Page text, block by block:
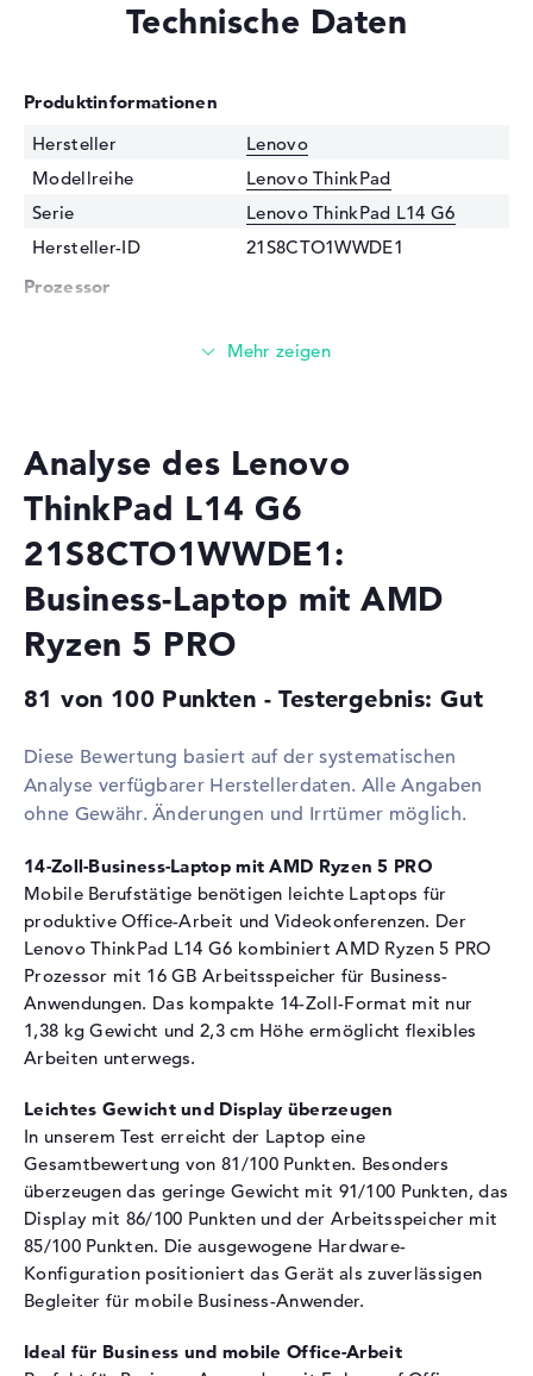
Technische Daten
Produktinformationen
Hersteller
Lenovo
Modellreihe
Lenovo ThinkPad
Serie
Lenovo ThinkPad L14 G6
Hersteller-ID
21S8CTO1WWDE1
Prozessor
GHz
Cache
Grafikkarte
RAM
1. Steckplatz
16 GB
2. Steckplatz
Technologie
DDR5 - 5600 MHZ
Festplatte
Festplatte
256 GB SSD
Optische Speicher
Laufwerks-Typ
ohne Laufwerk
Display
14" TFT
Max. Auflösung
1920 x 1200
Auflösungstyp
Besonderheiten
Display, matt, LED-
Hintergrundbeleuchtung, IPS
Audio
Soundkarte
Realtek ALC3287
Webcam
Sensorauflösung
5 MP
Analyse des Lenovo
ThinkPad L14 G6
21S8CTO1WWDE1:
Business-Laptop mit AMD
Ryzen 5 PRO
81 von 100 Punkten - Testergebnis: Gut
Diese Bewertung basiert auf der systematischen
Analyse verfügbarer Herstellerdaten. Alle Angaben
ohne Gewähr. Änderungen und Irrtümer möglich.
14-Zoll-Business-Laptop mit AMD Ryzen 5 PRO
Mobile Berufstätige benötigen leichte Laptops für
produktive Office-Arbeit und Videokonferenzen. Der
Lenovo ThinkPad L14 G6 kombiniert AMD Ryzen 5 PRO
Prozessor mit 16 GB Arbeitsspeicher für Business-
Anwendungen. Das kompakte 14-Zoll-Format mit nur
1,38 kg Gewicht und 2,3 cm Höhe ermöglicht flexibles
Arbeiten unterwegs.
Leichtes Gewicht und Display überzeugen
In unserem Test erreicht der Laptop eine
Gesamtbewertung von 81/100 Punkten. Besonders
überzeugen das geringe Gewicht mit 91/100 Punkten, das
Display mit 86/100 Punkten und der Arbeitsspeicher mit
85/100 Punkten. Die ausgewogene Hardware-
Konfiguration positioniert das Gerät als zuverlässigen
Begleiter für mobile Business-Anwender.
Ideal für Business und mobile Office-Arbeit